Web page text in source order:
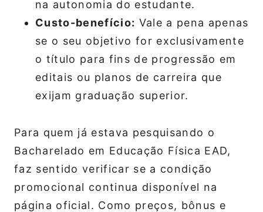
na autonomia do estudante.
Custo-benefício: Vale a pena apenas
se o seu objetivo for exclusivamente
o título para fins de progressão em
editais ou planos de carreira que
exijam graduação superior.
Para quem já estava pesquisando o
Bacharelado em Educação Física EAD,
faz sentido verificar se a condição
promocional continua disponível na
página oficial. Como preços, bônus e